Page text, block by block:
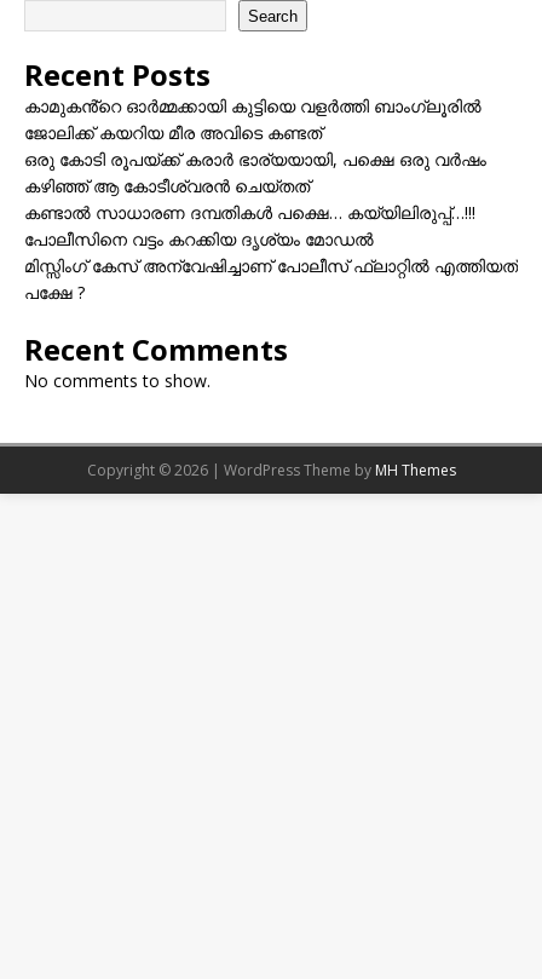
Search
Recent Posts
കാമുകൻ്റെ ഓർമ്മക്കായി കുട്ടിയെ വളർത്തി ബാംഗ്ലൂരിൽ
ജോലിക്ക് കയറിയ മീര അവിടെ കണ്ടത്
ഒരു കോടി രൂപയ്ക്ക് കരാർ ഭാര്യയായി, പക്ഷെ ഒരു വർഷം
കഴിഞ്ഞ് ആ കോടീശ്വരൻ ചെയ്തത്
കണ്ടാൽ സാധാരണ ദമ്പതികൾ പക്ഷെ… കയ്യിലിരുപ്പ്…!!!
പോലീസിനെ വട്ടം കറക്കിയ ദൃശ്യം മോഡല്‍
മിസ്സിംഗ് കേസ് അന്വേഷിച്ചാണ് പോലീസ് ഫ്ലാറ്റിൽ എത്തിയത്
പക്ഷേ ?
Recent Comments
No comments to show.
Copyright © 2026 | WordPress Theme by MH Themes